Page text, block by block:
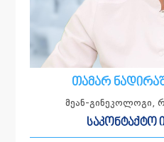
თამარ
მეან-
საკონტაქტო